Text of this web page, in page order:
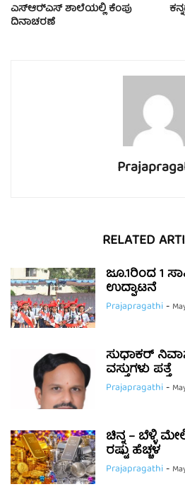
ಎಸ್‍ಆರ್‍ಎಸ್ ಶಾಲೆಯಲ್ಲಿ ಕೆಂಪು
ದಿನಾಚರಣೆ
RELATED
ಜೂ.1ರಿಂದ 1
ಉದ್ಘಾಟನೆ
Prajapragathi-
ಸುಧಾಕರ್
ವಸ್ತುಗಳು ಪತ್ತೆ
Prajapragathi-
ಚಿನ್ನ – ಬೆಳ್ಳಿ
ರಷ್ಟು ಹೆಚ್ಚಳ
Prajapragathi-